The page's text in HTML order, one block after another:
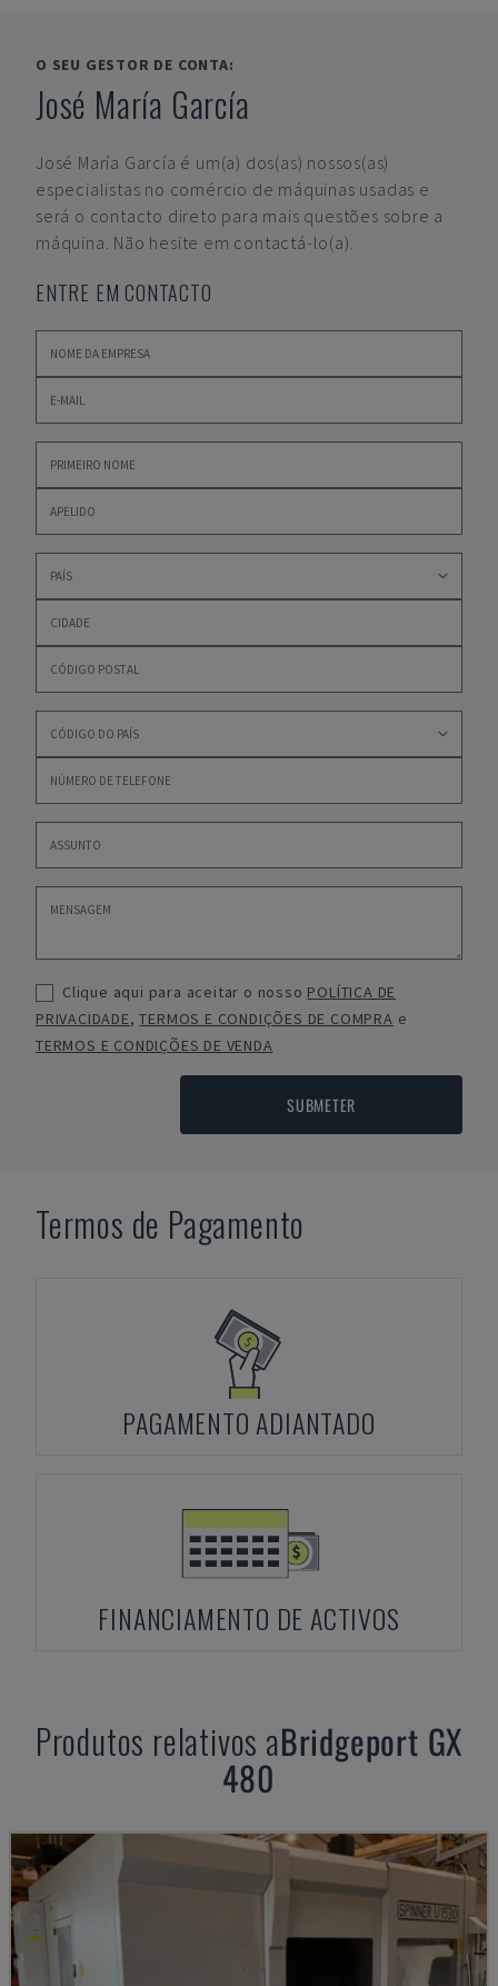
O SEU GESTOR DE CONTA:
José María García
José María García é um(a) dos(as) nossos(as)
especialistas no comércio de máquinas usadas e
será o contacto direto para mais questões sobre a
máquina. Não hesite em contactá-lo(a).
ENTRE EM CONTACTO
Clique aqui para aceitar o nosso POLÍTICA DE
PRIVACIDADE,TERMOS E CONDIÇÕES DE COMPRA e
TERMOS E CONDIÇÕES DE VENDA
SUBMETER
Termos de Pagamento
PAGAMENTO ADIANTADO
FINANCIAMENTO DE ACTIVOS
Produtos relativos aBridgeport GX
480